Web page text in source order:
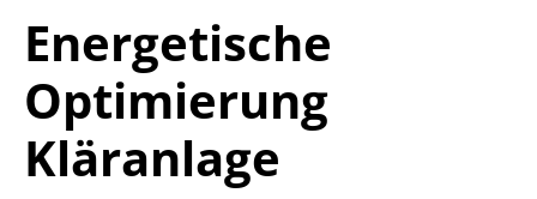
Förderangebote
Magazin
Energetische
Optimierung
Kläranlage